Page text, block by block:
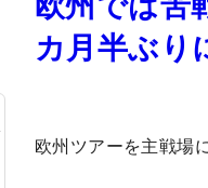
カ月半ぶり
欧州ツアーを主戦場